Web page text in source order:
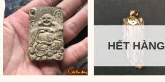
HẾT HÀNG